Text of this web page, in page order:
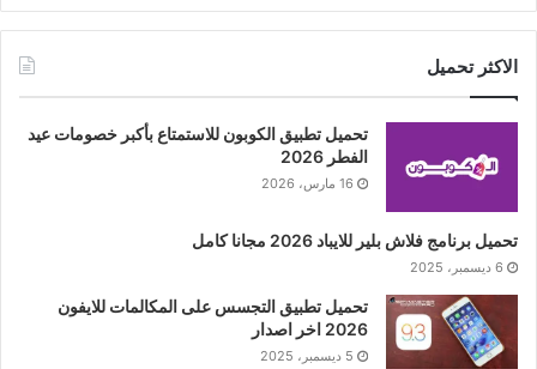
الاكثر تحميل
تحميل تطبيق الكوبون للاستمتاع بأكبر خصومات عيد
الفطر 2026
16 مارس، 2026
تحميل برنامج فلاش بلير للايباد 2026 مجانا كامل
6 ديسمبر، 2025
تحميل تطبيق التجسس على المكالمات للايفون
2026 اخر اصدار
5 ديسمبر، 2025